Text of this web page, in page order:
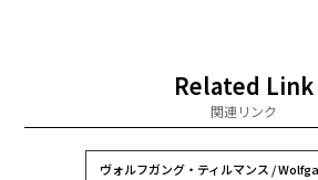
Related Link
関連リンク
ヴォルフガング・ティルマンス /